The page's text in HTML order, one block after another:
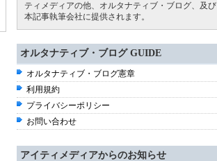
ティメディアの他、オルタナティブ・ブログ、及び
本記事執筆会社に提供されます。
オルタナティブ・ブログ GUIDE
オルタナティブ・ブログ憲章
利用規約
プライバシーポリシー
お問い合わせ
アイティメディアからのお知らせ